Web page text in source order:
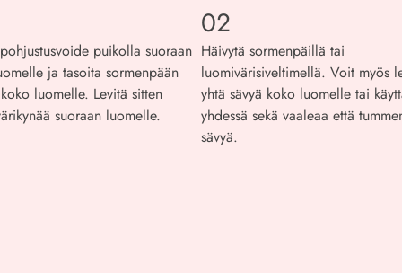
puikolla suoraan
ja tasoita sormenpään
luomelle. Levitä sitten
suoraan luomelle.
02
Häivytä sormenpäillä tai
luomivärisiveltimellä. Voit myös
yhtä sävyä koko luomelle tai
yhdessä sekä vaaleaa että
sävyä.